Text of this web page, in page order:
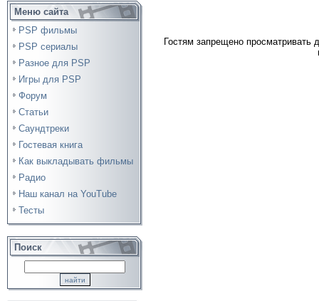
Меню сайта
PSP фильмы
PSP сериалы
Разное для PSP
Игры для PSP
Форум
Статьи
Саундтреки
Гостевая книга
Как выкладывать фильмы
Радио
Наш канал на YouTube
Тесты
Поиск
Гостям запрещено просматривать